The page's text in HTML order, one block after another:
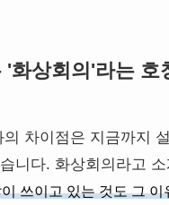
'화상회의'라는 호
차이점은 지금까지
니다. 화상회의라고
쓰이고 있는 것도 그 이